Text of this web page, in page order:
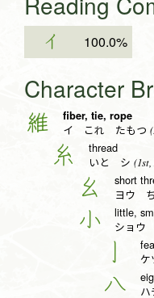
イ 100.0%
Character
維 fiber, tie, rope
イ これ たもつ
糸 thread
いと シ
幺 short
ヨウ
小 little,
ショウ
八